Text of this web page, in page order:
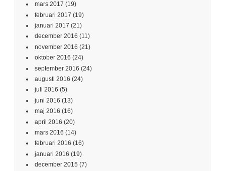
mars 2017 (19)
februari 2017 (19)
januari 2017 (21)
december 2016 (11)
november 2016 (21)
oktober 2016 (24)
september 2016 (24)
augusti 2016 (24)
juli 2016 (5)
juni 2016 (13)
maj 2016 (16)
april 2016 (20)
mars 2016 (14)
februari 2016 (16)
januari 2016 (19)
december 2015 (7)